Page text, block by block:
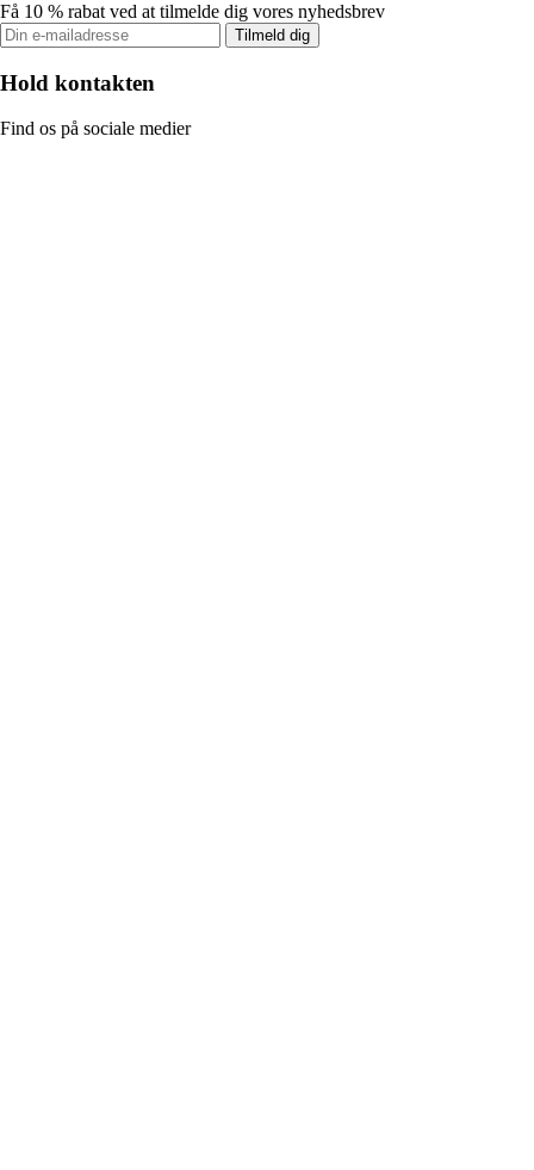
Få 10 % rabat ved at tilmelde dig vores nyhedsbrev
Tilmeld dig
Hold kontakten
Find os på sociale medier